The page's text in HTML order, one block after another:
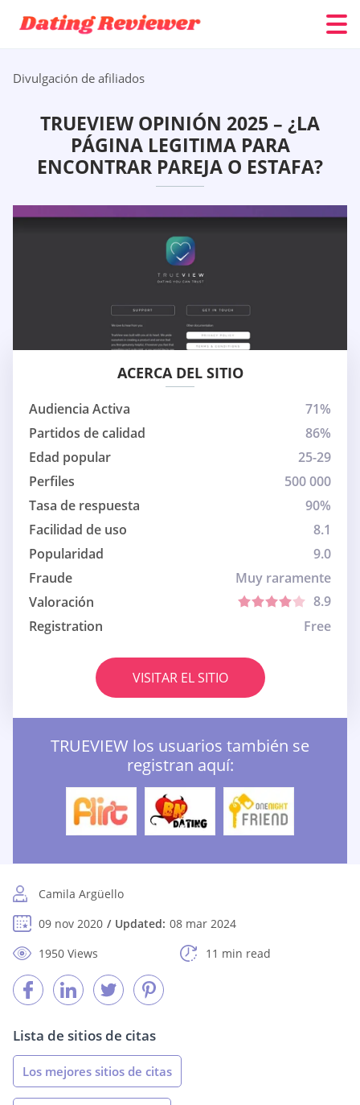
Divulgación de afiliados
TRUEVIEW OPINIÓN 2025 – ¿LA
PÁGINA LEGITIMA PARA
ENCONTRAR PAREJA O ESTAFA?
ACERCA DEL SITIO
Audiencia Activa
71%
Partidos de calidad
86%
Edad popular
25-29
Perfiles
500 000
Tasa de respuesta
90%
Facilidad de uso
8.1
Popularidad
9.0
Fraude
Muy raramente
Valoración
8.9
Registration
Free
VISITAR EL SITIO
TRUEVIEW los usuarios también se
registran aquí:
Camila Argüello
09 nov 2020
Updated: 08 mar 2024
1950 Views
11 min read
Lista de sitios de citas
Los mejores sitios de citas